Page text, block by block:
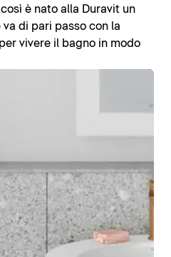
è nato alla Duravit un
di pari passo con la
vivere il bagno in modo